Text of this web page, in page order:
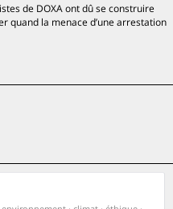
de DOXA ont dû se construire
quand la menace d’une arrestation